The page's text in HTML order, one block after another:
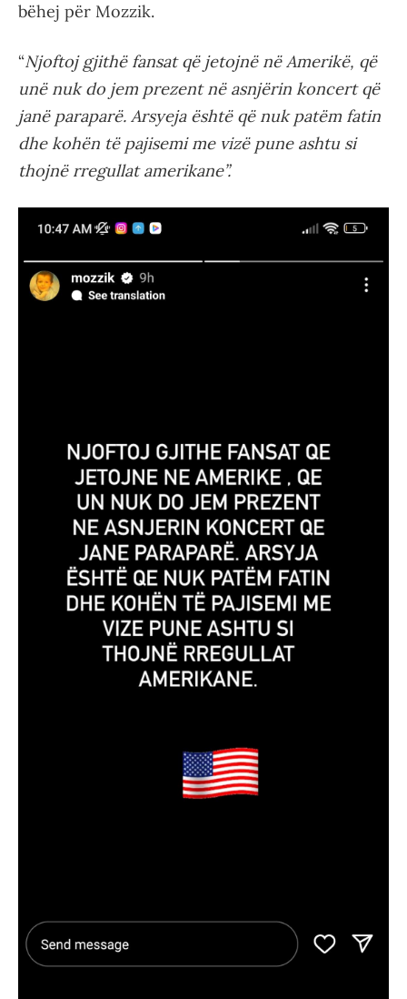
bëhej për Mozzik.
“Njoftoj gjithë fansat që jetojnë në Amerikë, që
unë nuk do jem prezent në asnjërin koncert që
janë paraparë. Arsyeja është që nuk patëm fatin
dhe kohën të pajisemi me vizë pune ashtu si
thojnë rregullat amerikane”.